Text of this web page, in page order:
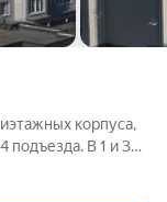
корпуса,
во
квартиры.